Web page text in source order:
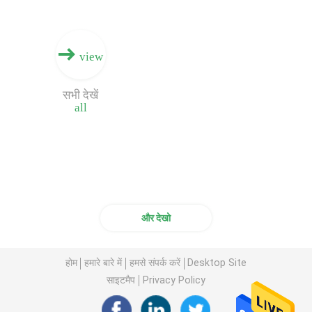
view
all
सभी देखें
और देखो
होम हमारे बारे में हमसे संपर्क करें
Desktop Site
साइटमैप
Privacy Policy